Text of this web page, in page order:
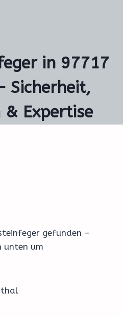
in 97717
Sicherheit,
Expertise
gefunden –
unten um